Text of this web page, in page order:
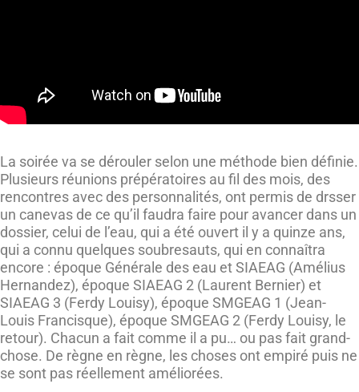
La soirée va se dérouler selon une méthode bien définie.
Plusieurs réunions prépératoires au fil des mois, des
rencontres avec des personnalités, ont permis de drsser
un canevas de ce qu’il faudra faire pour avancer dans un
dossier, celui de l’eau, qui a été ouvert il y a quinze ans,
qui a connu quelques soubresauts, qui en connaîtra
encore : époque Générale des eau et SIAEAG (Amélius
Hernandez), époque SIAEAG 2 (Laurent Bernier) et
SIAEAG 3 (Ferdy Louisy), époque SMGEAG 1 (Jean-
Louis Francisque), époque SMGEAG 2 (Ferdy Louisy, le
retour). Chacun a fait comme il a pu… ou pas fait grand-
chose. De règne en règne, les choses ont empiré puis ne
se sont pas réellement améliorées.